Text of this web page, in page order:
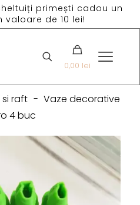
primești cadou un
de 10 lei!
0,00 lei
raft - Vaze decorative
4 buc